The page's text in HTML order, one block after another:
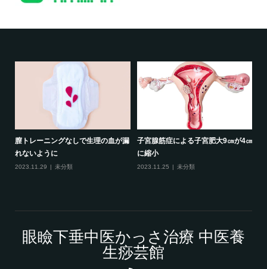
膣トレーニングなしで生理の血が漏
れないように
2023.11.29 未分類
子宮腺筋症による子宮肥大9㎝が4㎝
に縮小
2023.11.25 未分類
眼瞼下垂中医かっさ治療 中医養
生痧芸館